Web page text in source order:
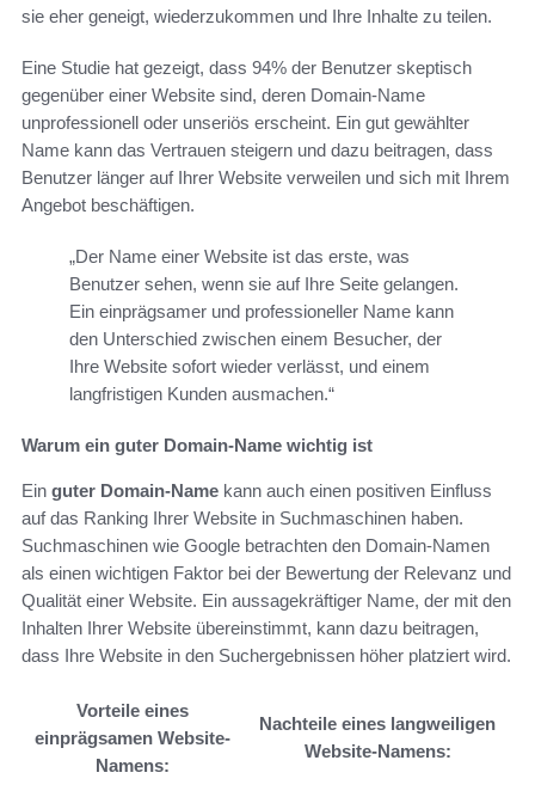
sie eher geneigt, wiederzukommen und Ihre Inhalte zu teilen.
Eine Studie hat gezeigt, dass 94% der Benutzer skeptisch
gegenüber einer Website sind, deren Domain-Name
unprofessionell oder unseriös erscheint. Ein gut gewählter
Name kann das Vertrauen steigern und dazu beitragen, dass
Benutzer länger auf Ihrer Website verweilen und sich mit Ihrem
Angebot beschäftigen.
„Der Name einer Website ist das erste, was
Benutzer sehen, wenn sie auf Ihre Seite gelangen.
Ein einprägsamer und professioneller Name kann
den Unterschied zwischen einem Besucher, der
Ihre Website sofort wieder verlässt, und einem
langfristigen Kunden ausmachen.“
Warum ein guter Domain-Name wichtig ist
Ein guter Domain-Name kann auch einen positiven Einfluss
auf das Ranking Ihrer Website in Suchmaschinen haben.
Suchmaschinen wie Google betrachten den Domain-Namen
als einen wichtigen Faktor bei der Bewertung der Relevanz und
Qualität einer Website. Ein aussagekräftiger Name, der mit den
Inhalten Ihrer Website übereinstimmt, kann dazu beitragen,
dass Ihre Website in den Suchergebnissen höher platziert wird.
Vorteile eines
einprägsamen Website-
Namens:
Nachteile eines langweiligen
Website-Namens: